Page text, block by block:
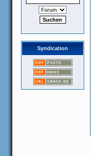
Syndication